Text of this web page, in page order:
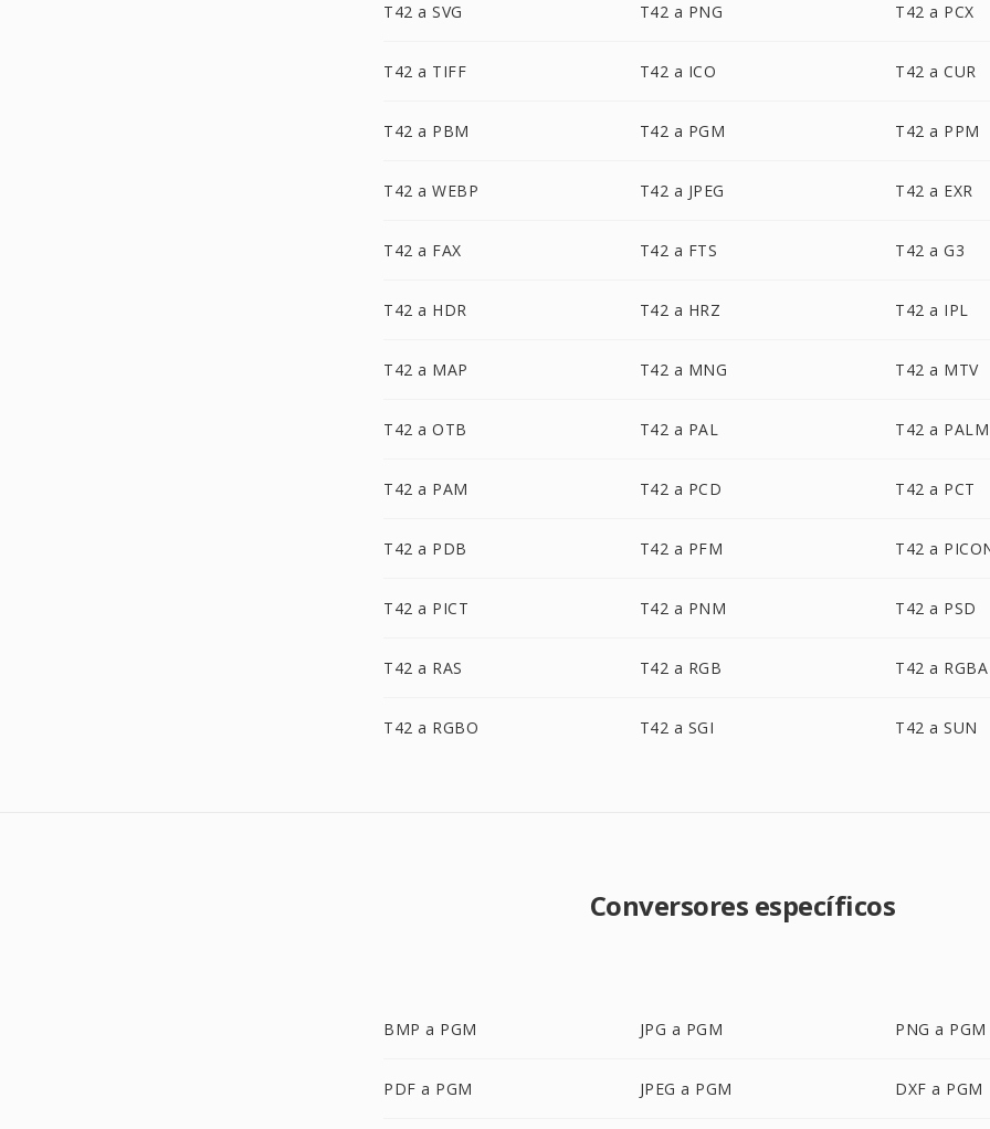
T42 a SVG T42 a PNG T42 a PCX
T42 a TIFF T42 a ICO T42 a CUR
T42 a PBM T42 a PGM T42 a PPM
T42 a WEBP T42 a JPEG T42 a EXR
T42 a FAX T42 a FTS T42 a G3
T42 a HDR T42 a HRZ T42 a IPL
T42 a MAP T42 a MNG T42 a MTV
T42 a OTB T42 a PAL T42 a PALM
T42 a PAM T42 a PCD T42 a PCT
T42 a PDB T42 a PFM T42 a
T42 a PICT T42 a PNM T42 a PSD
T42 a RAS T42 a RGB T42 a RGBA
T42 a RGBO T42 a SGI T42 a SUN
Conversores específicos
BMP a PGM JPG a PGM PNG a PGM
PDF a PGM JPEG a PGM DXF a PGM